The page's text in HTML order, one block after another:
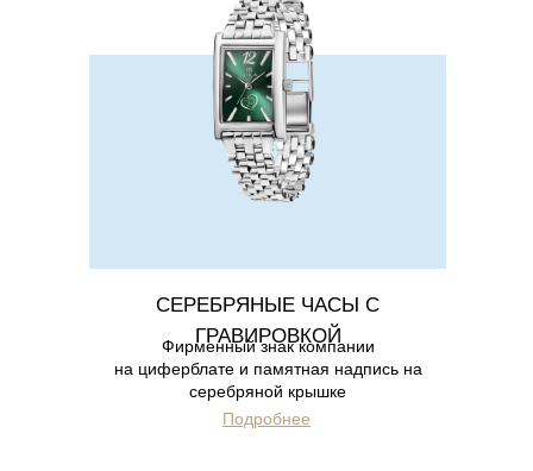
СЕРЕБРЯНЫЕ ЧАСЫ С
ГРАВИРОВКОЙ
Фирменный знак компании
на циферблате и памятная надпись на
серебряной крышке
Подробнее